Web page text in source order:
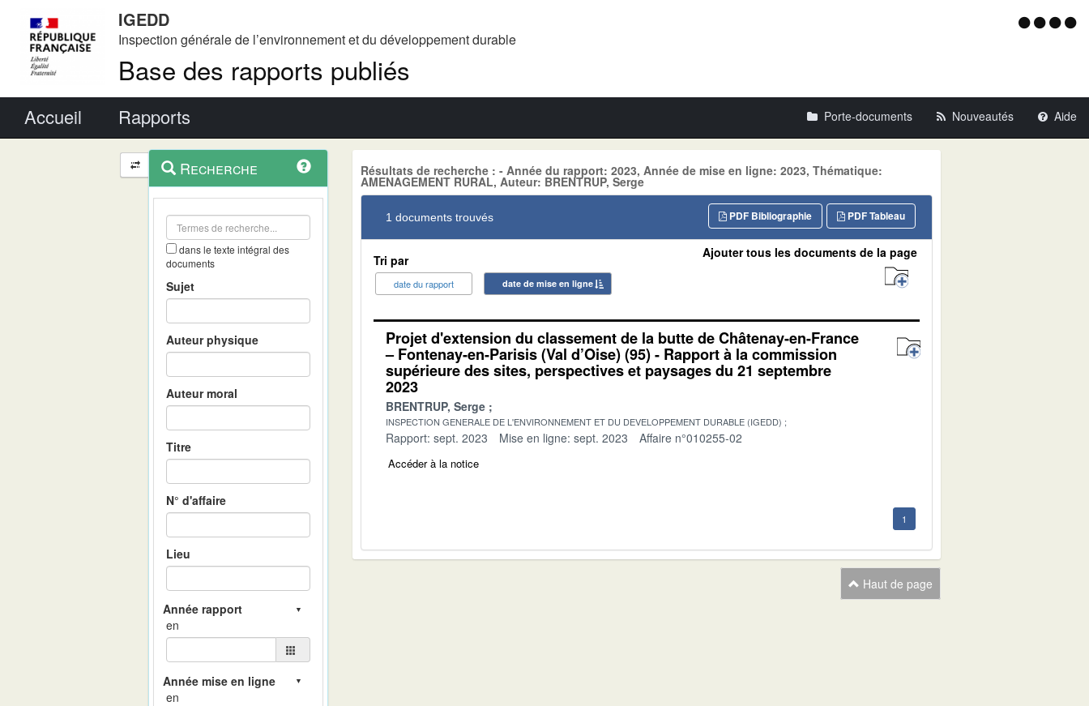
IGEDD
Inspection générale de l’environnement et du développement durable
Base des rapports publiés
Menu
Accueil Rapports Porte-documents Nouveautés Aide
Navigation
et
outils
contextuel
Recherche
dans le texte intégral des
documents
Sujet
Auteur physique
Auteur moral
Titre
N° d'affaire
Lieu
en
en
Résultats de recherche : - Année du rapport: 2023, Année de mise en ligne: 2023, Thématique:
AMENAGEMENT RURAL, Auteur: BRENTRUP, Serge
1 documents trouvés PDF Tableau
PDF Bibliographie
Tri par
date du rapport date de mise en ligne
Ajouter tous les documents de la page
Projet d'extension du classement de la butte de Châtenay-en-France
– Fontenay-en-Parisis (Val d’Oise) (95) - Rapport à la commission
supérieure des sites, perspectives et paysages du 21 septembre
2023
BRENTRUP, Serge
INSPECTION GENERALE DE L'ENVIRONNEMENT ET DU DEVELOPPEMENT DURABLE (IGEDD)
Rapport: sept. 2023 Mise en ligne: sept. 2023 Affaire n°010255-02
Accéder à la notice
1
Haut de page